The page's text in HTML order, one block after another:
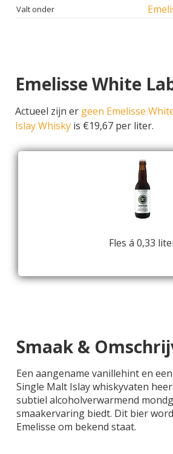
Valt onder
Emelisse White
Actueel zijn er geen Emelisse
Islay Whisky is €19,67 per liter.
Fles á 0,33
Smaak &
Een aangename vanillehint en
Single Malt Islay whiskyvaten
subtiel alcoholverwarmend
smaakervaring biedt. Dit bier
Emelisse om bekend staat.